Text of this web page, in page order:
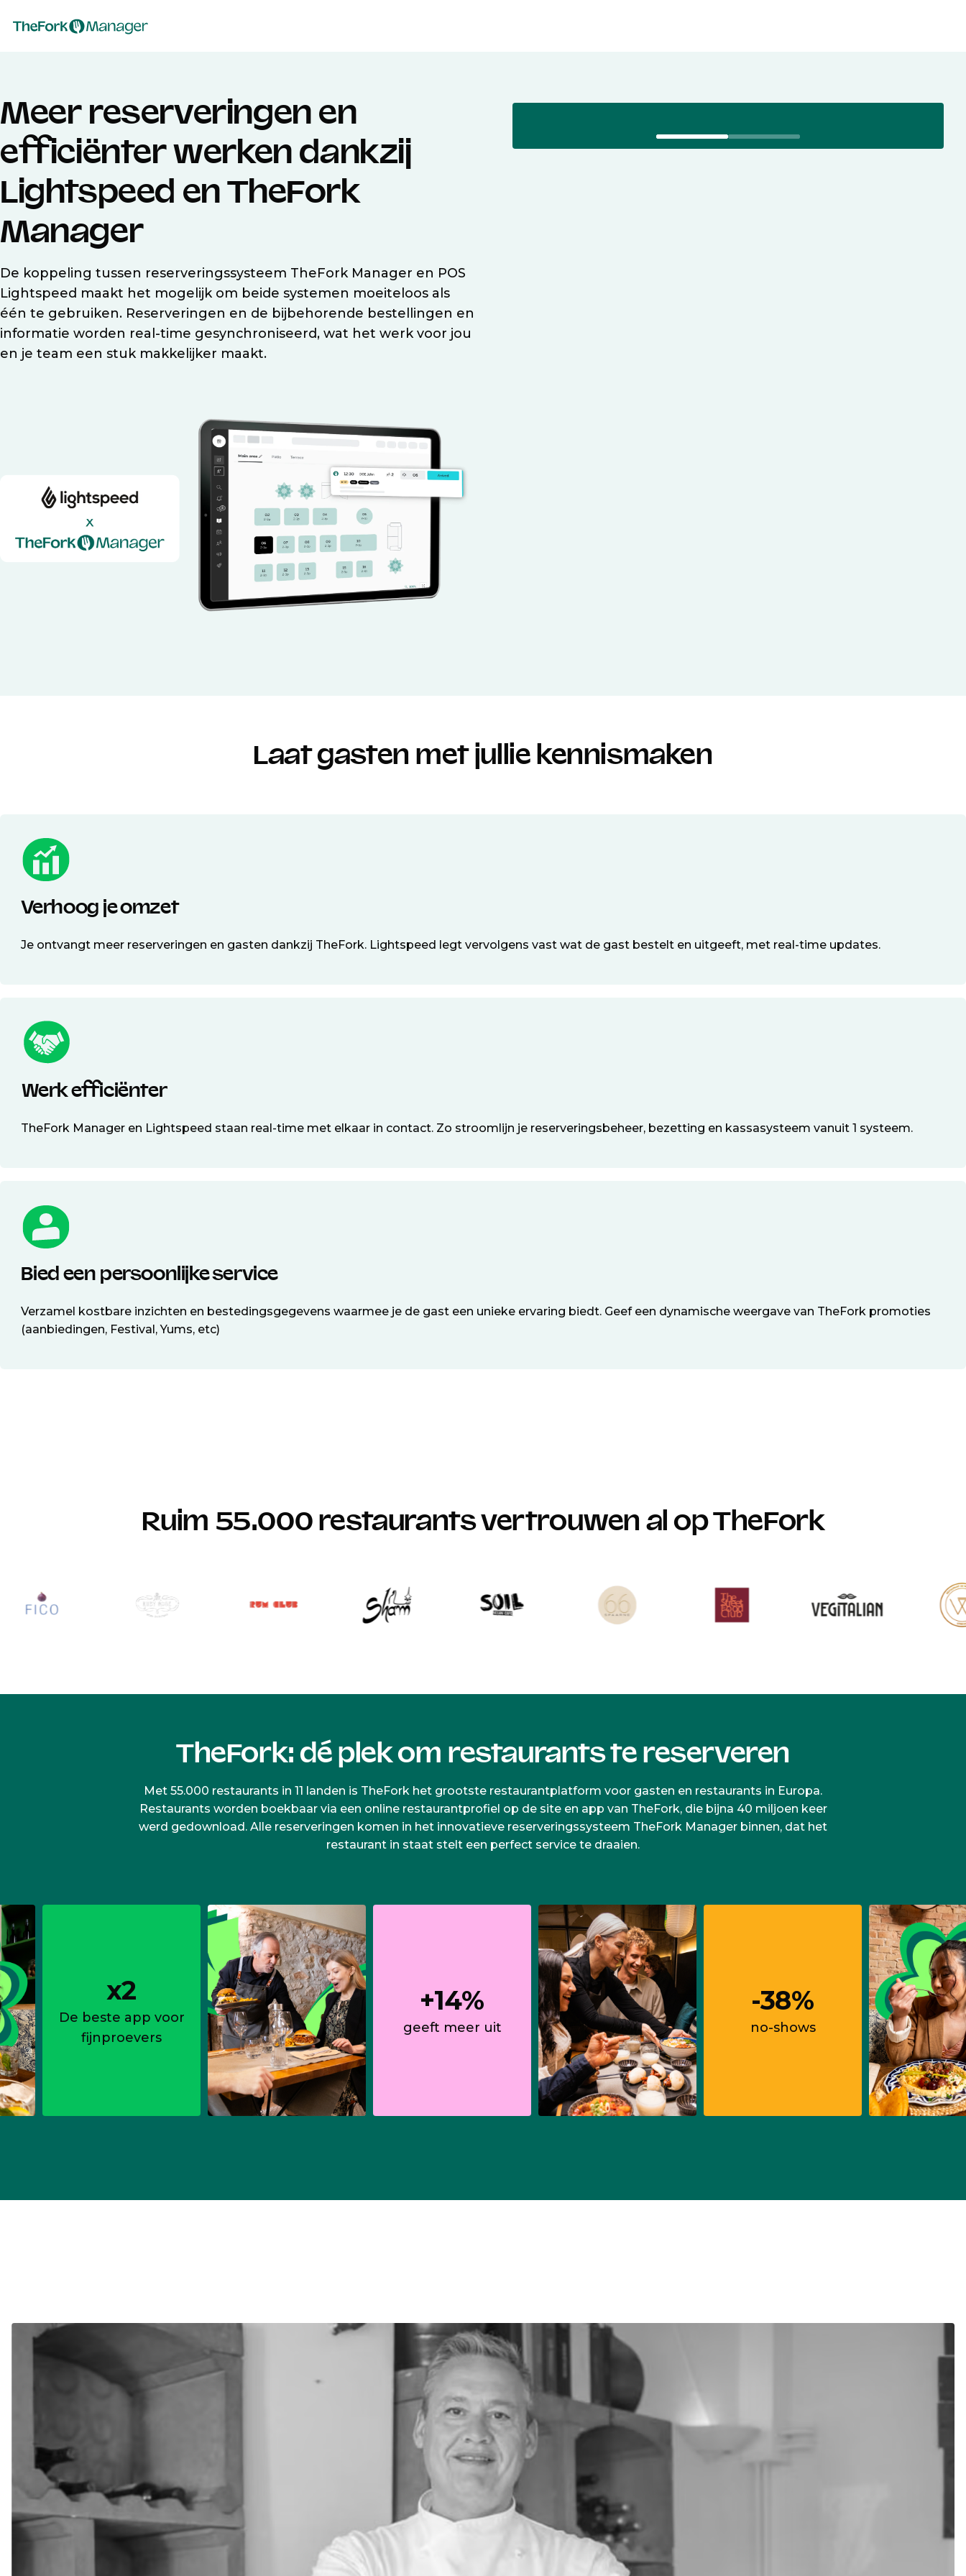
Meer reserveringen en
efficiënter werken dankzij
Lightspeed en TheFork
Manager
De koppeling tussen reserveringssysteem TheFork Manager en POS
Lightspeed maakt het mogelijk om beide systemen moeiteloos als
één te gebruiken. Reserveringen en de bijbehorende bestellingen en
informatie worden real-time gesynchroniseerd, wat het werk voor jou
en je team een stuk makkelijker maakt.
Laat gasten met jullie kennismaken
Verhoog je omzet
Je ontvangt meer reserveringen en gasten dankzij TheFork. Lightspeed legt vervolgens vast wat de gast bestelt en uitgeeft, met real-time updates.
Werk efficiënter
TheFork Manager en Lightspeed staan real-time met elkaar in contact. Zo stroomlijn je reserveringsbeheer, bezetting en kassasysteem vanuit 1 systeem.
Bied een persoonlijke service
Verzamel kostbare inzichten en bestedingsgegevens waarmee je de gast een unieke ervaring biedt. Geef een dynamische weergave van TheFork promoties
(aanbiedingen, Festival, Yums, etc)
Ruim 55.000 restaurants vertrouwen al op TheFork
TheFork: dé plek om restaurants te reserveren
Met 55.000 restaurants in 11 landen is TheFork het grootste restaurantplatform voor gasten en restaurants in Europa.
Restaurants worden boekbaar via een online restaurantprofiel op de site en app van TheFork, die bijna 40 miljoen keer
werd gedownload. Alle reserveringen komen in het innovatieve reserveringssysteem TheFork Manager binnen, dat het
restaurant in staat stelt een perfect service te draaien.
x2
De beste app voor
fijnproevers
+14%
geeft meer uit
-38%
no-shows